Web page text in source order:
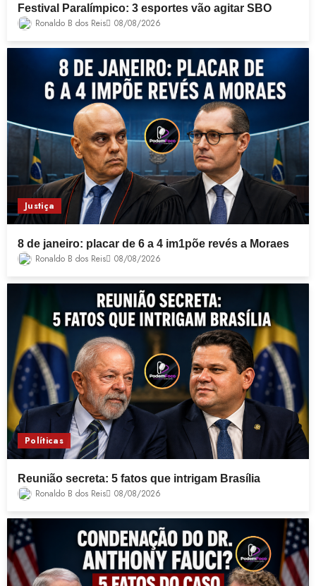
Festival Paralímpico: 3 esportes vão agitar SBO
Ronaldo B dos Reis 08/08/2026
Justiça
8 de janeiro: placar de 6 a 4 im1põe revés a Moraes
Ronaldo B dos Reis 08/08/2026
Políticas
Reunião secreta: 5 fatos que intrigam Brasília
Ronaldo B dos Reis 08/08/2026